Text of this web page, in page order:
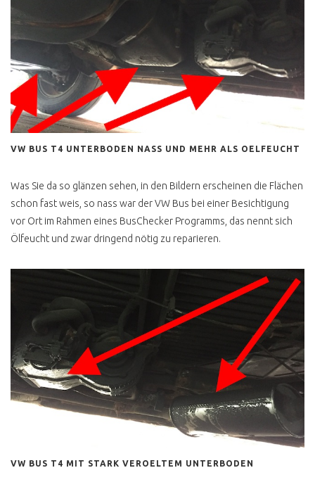
CAMPER
T4 SYNCRO CARAVELLE CL
T4 SYNCRO CARAVELLE
GL LANG
T4 SYNCRO HÖHER LEGEN
SPERRE
T4 ROST &
T4 ROST DEFINITION
TOTAL VERROSTET DOCH
T4 UNTERBODEN OK ?
UNTERBODENSCHUTZ
T4 RESTAURATION
MANGELHAFT
T4 STRAHLEN PER EIS
T4 KONSERVIEREN MIT
ERHALTEN
VW BUS T4 UNTERBODEN NASS UND MEHR ALS OELFEUCHT
Was Sie da so glänzen sehen, in den Bildern erscheinen die Flächen
schon fast weis, so nass war der VW Bus bei einer Besichtigung
vor Ort im Rahmen eines BusChecker Programms, das nennt sich
Ölfeucht und zwar dringend nötig zu reparieren.
VW BUS T4 MIT STARK VEROELTEM UNTERBODEN